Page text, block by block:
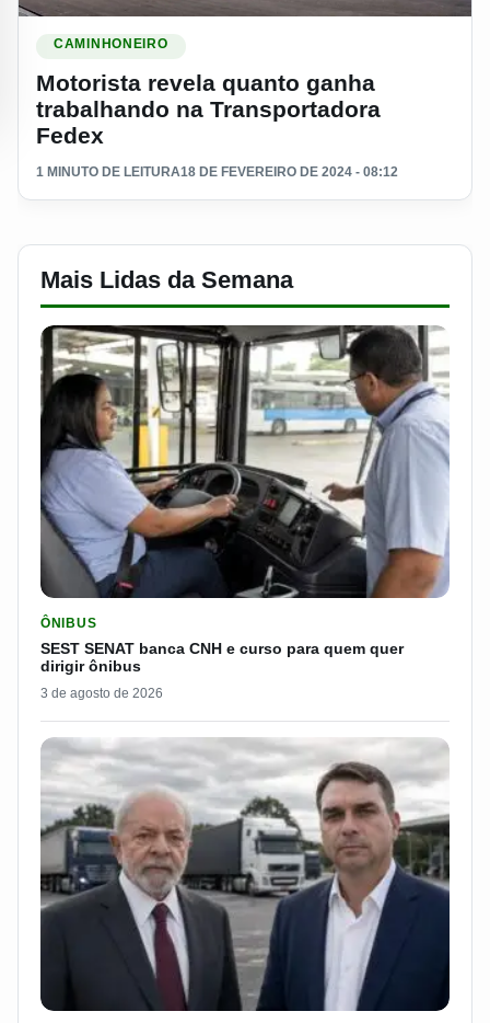
CAMINHONEIRO
Motorista revela quanto ganha
trabalhando na Transportadora
Fedex
1 MINUTO DE LEITURA18 DE FEVEREIRO DE 2024 - 08:12
Mais Lidas da Semana
ÔNIBUS
SEST SENAT banca CNH e curso para quem quer
dirigir ônibus
3 de agosto de 2026